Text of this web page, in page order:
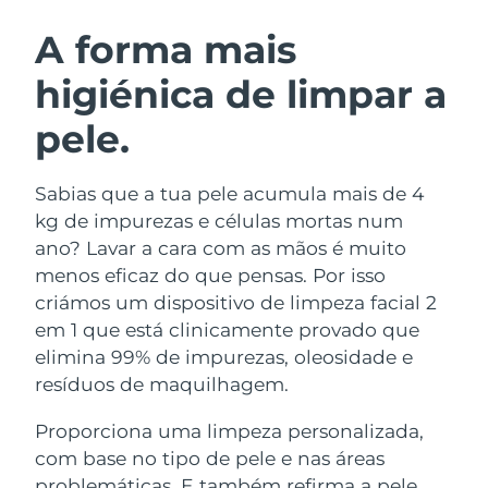
A forma mais
higiénica de limpar a
pele.
Sabias que a tua pele acumula mais de 4
kg de impurezas e células mortas num
ano? Lavar a cara com as mãos é muito
menos eficaz do que pensas. Por isso
criámos um dispositivo de limpeza facial 2
em 1 que está clinicamente provado que
elimina 99% de impurezas, oleosidade e
resíduos de maquilhagem.
Proporciona uma limpeza personalizada,
com base no tipo de pele e nas áreas
Limpeza facial
Anti-aging massage
LUNA™ 4 Plus
Massage, LED heating
LUNA™ 4 Men
Microcurrent toning
BEAR™ 2 go
Microcurrent toning on-the-go
BEAR™ 2 eyes & lips
Hidratação
UFO™ 3 kit
Deep facial hydration
UFO™ 3 LED
Near-infrared and red light therapy
device
Cuidado oral
issa™ 4
Hybrid silicone sonic toothbrush
Smart hybrid silicone sonic toothbrush
TRATAMENTO ANTIENVELHECIMENTO
FAQ™
Antienvelhecimento Tratamentos LED
Áustria
Barein Entrega prevista8/9/26
Bélgica
Bermudas Entrega prevista8/14/26
Bósnia e
Herzegovina
Entrega prevista8/11/26
Brunei Entrega prevista8/13/26
Bulgária Entrega prevista8/8/26
Chile Entrega prevista